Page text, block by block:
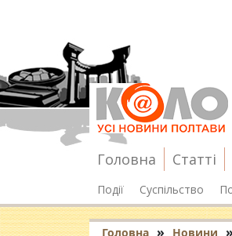
Головна Статті
Події Суспільство
Головна » Новини »